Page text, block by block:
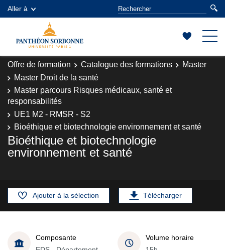
Aller à
Offre de formation Catalogue des formations
Master
Master Droit de la santé
Master parcours Risques médicaux, santé et
responsabilités
UE1 M2 - RMSR - S2
Bioéthique et biotechnologie environnement et santé
Bioéthique et biotechnologie
environnement et santé
Ajouter à la sélection Télécharger
Composante
Volume horaire